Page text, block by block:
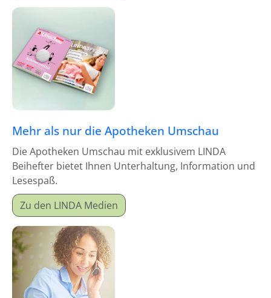
Mehr als nur die Apotheken Umschau
Die Apotheken Umschau mit exklusivem LINDA
Beihefter bietet Ihnen Unterhaltung, Information und
Lesespaß.
Zu den LINDA Medien